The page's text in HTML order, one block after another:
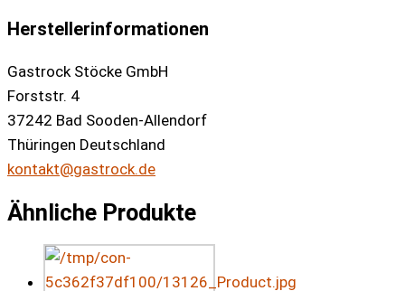
Herstellerinformationen
Gastrock Stöcke GmbH
Forststr. 4
37242 Bad Sooden-Allendorf
Thüringen Deutschland
kontakt@gastrock.de
Ähnliche Produkte